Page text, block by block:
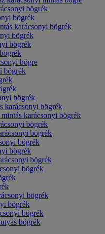
bögrék
bögrék
karácsonyi bögrék
bögrék
bögrék
bögre
bögrék
bögrék
karácsonyi bögrék
karácsonyi bögrék
bögrék
bögrék
bögrék
bögrék
bögrék
bögrék
bögrék
bögrék
bögrék
bögrék